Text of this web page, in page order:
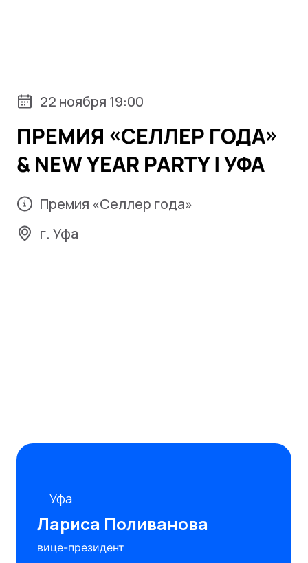
22 ноября 19:00
ПРЕМИЯ «СЕЛЛЕР ГОДА»
& NEW YEAR PARTY | УФА
Премия «Селлер года»
г. Уфа
Уфа
Лариса Поливанова
вице-президент